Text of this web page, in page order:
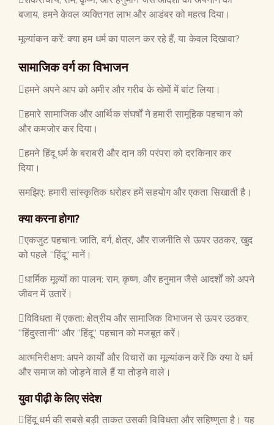
बजाय, हमने केवल व्यक्तिगत लाभ और आडंबर को महत्व दिया।
मूल्यांकन करें: क्या हम धर्म का पालन कर रहे हैं, या केवल दिखावा?
सामाजिक वर्ग का विभाजन
हमने अपने आप को अमीर और गरीब के खेमों में बांट लिया।
हमारे सामाजिक और आर्थिक संघर्षों ने हमारी सामूहिक पहचान को
और कमजोर कर दिया।
हमने हिंदू धर्म के बराबरी और दान की परंपरा को दरकिनार कर
दिया।
समझिए: हमारी सांस्कृतिक धरोहर हमें सहयोग और एकता सिखाती है।
क्या करना होगा?
एकजुट पहचान: जाति, वर्ग, क्षेत्र, और राजनीति से ऊपर उठकर, खुद
को पहले “हिंदू” मानें।
धार्मिक मूल्यों का पालन: राम, कृष्ण, और हनुमान जैसे आदर्शों को अपने
जीवन में उतारें।
विविधता में एकता: क्षेत्रीय और सामाजिक विभाजन से ऊपर उठकर,
“हिंदुस्तानी” और “हिंदू” पहचान को मजबूत करें।
आत्मनिरीक्षण: अपने कार्यों और विचारों का मूल्यांकन करें कि क्या वे धर्म
और समाज को जोड़ने वाले हैं या तोड़ने वाले।
युवा पीढ़ी के लिए संदेश
हिंदू धर्म की सबसे बड़ी ताकत उसकी विविधता और सहिष्णुता है। यह